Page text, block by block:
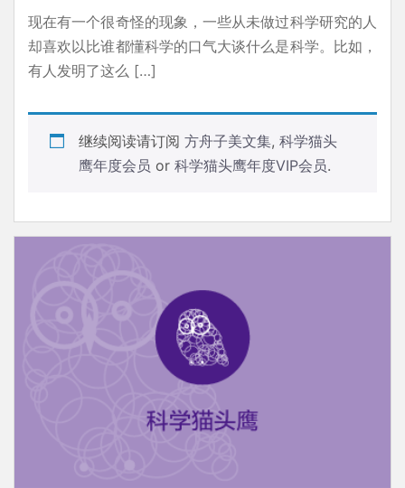
现在有一个很奇怪的现象，一些从未做过科学研究的人
却喜欢以比谁都懂科学的口气大谈什么是科学。比如，
有人发明了这么 […]
继续阅读请订阅 方舟子美文集, 科学猫头
鹰年度会员 or 科学猫头鹰年度VIP会员.